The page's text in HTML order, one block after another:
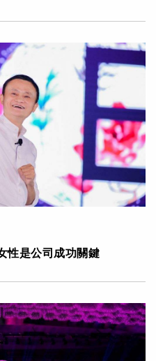
性是公司成功關鍵